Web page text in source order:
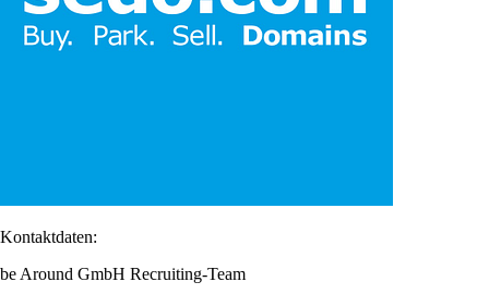
Kontaktdaten:
be Around GmbH Recruiting-Team